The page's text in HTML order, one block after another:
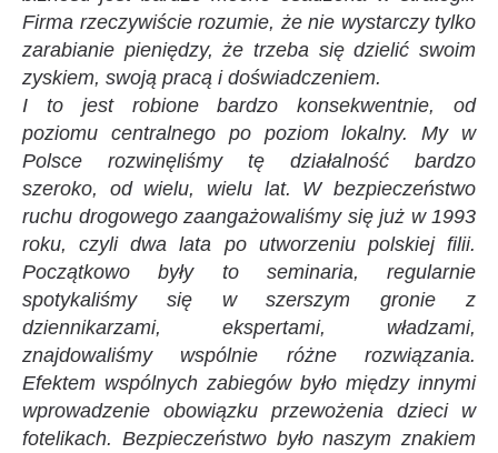
Firma rzeczywiście rozumie, że nie wystarczy tylko
zarabianie pieniędzy, że trzeba się dzielić swoim
zyskiem, swoją pracą i doświadczeniem.
I to jest robione bardzo konsekwentnie, od
poziomu centralnego po poziom lokalny. My w
Polsce rozwinęliśmy tę działalność bardzo
szeroko, od wielu, wielu lat. W bezpieczeństwo
ruchu drogowego zaangażowaliśmy się już w 1993
roku, czyli dwa lata po utworzeniu polskiej filii.
Początkowo były to seminaria, regularnie
spotykaliśmy się w szerszym gronie z
dziennikarzami, ekspertami, władzami,
znajdowaliśmy wspólnie różne rozwiązania.
Efektem wspólnych zabiegów było między innymi
wprowadzenie obowiązku przewożenia dzieci w
fotelikach. Bezpieczeństwo było naszym znakiem